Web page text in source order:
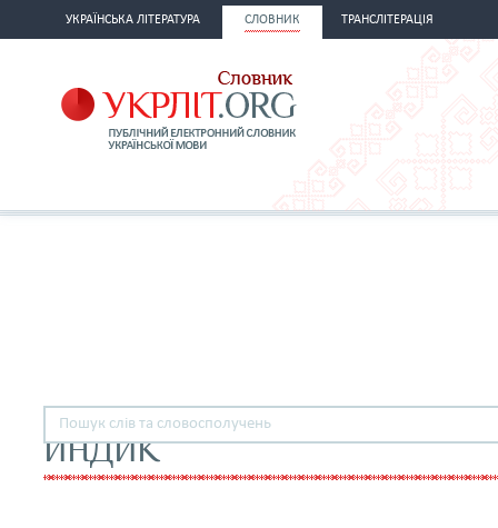
УКРАЇНСЬКА ЛІТЕРАТУРА СЛОВНИК ТРАНСЛІТЕРАЦІЯ
ИНДИК